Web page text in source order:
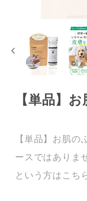
【単品】
【単品】お肌の
ースではありま
という方はこち